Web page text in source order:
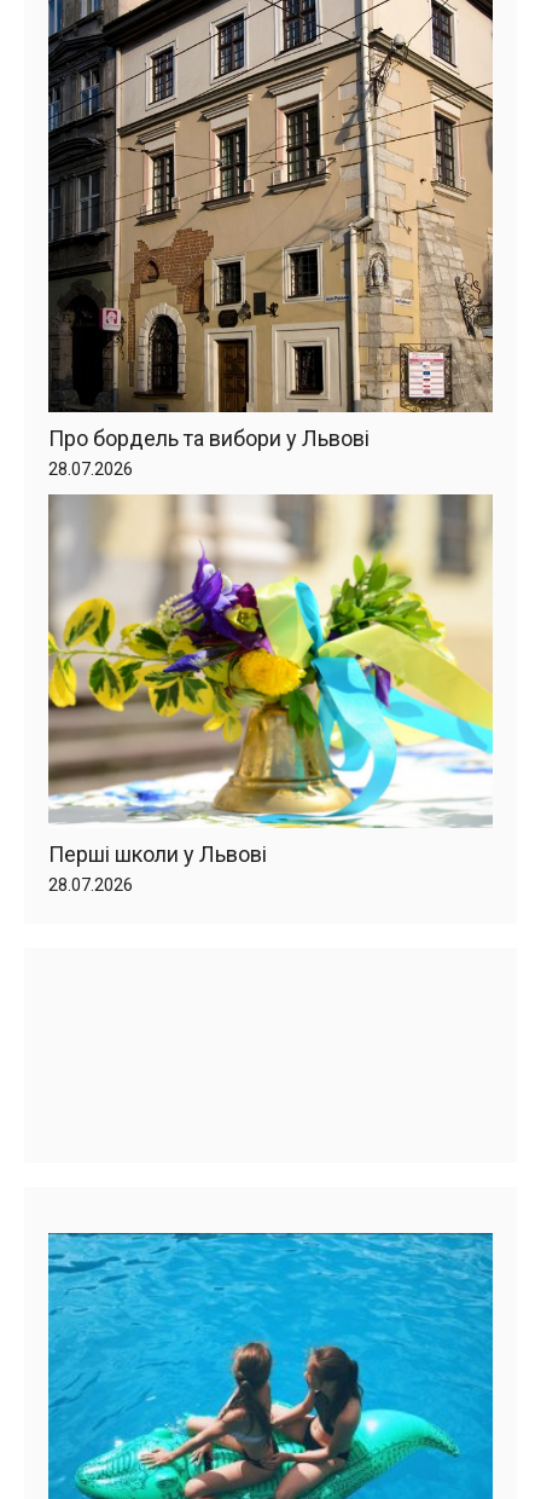
Про бордель та вибори у Львові
28.07.2026
Перші школи у Львові
28.07.2026